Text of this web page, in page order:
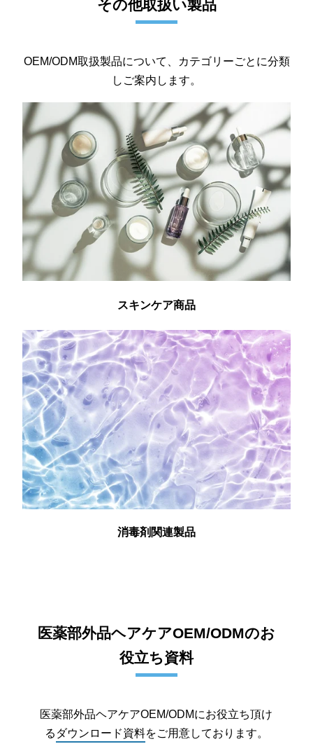
その他取扱い製品
OEM/ODM取扱製品について、カテゴリーごとに分類
しご案内します。
スキンケア商品
消毒剤関連製品
医薬部外品ヘアケアOEM/ODMのお
役立ち資料
医薬部外品ヘアケアOEM/ODMにお役立ち頂け
る ダウンロード資料をご用意しております。